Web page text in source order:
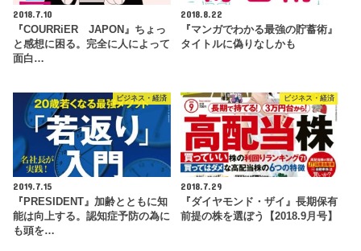
2018.7.10
『COURRiER JAPON』ちょっ
と感想に困る。完全に人によって
面白…
2018.8.22
『マンガでわかる最強の貯蓄術』
タイトルに偽りなしかも
ビジネス・経済
2019.7.15
『PRESIDENT』加齢とともに知
能は向上する。認知症予防の為に
も頭を…
ビジネス・経済
2018.7.29
『ダイヤモンド・ザイ』長期保有
前提の株を選ぼう【2018.9月号】